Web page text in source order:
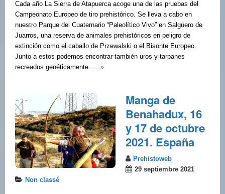
Cada año La Sierra de Atapuerca acoge una de las pruebas del
Campeonato Europeo de tiro prehistórico. Se lleva a cabo en
nuestro Parque del Cuaternario “Paleolítico Vivo” en Salgüero de
Juarros, una reserva de animales prehistóricos en peligro de
extinción como el caballo de Przewalski o el Bisonte Europeo.
Junto a estos podemos encontrar también uros y tarpanes
recreados genéticamente. ... »
Manga de
Benahadux, 16
y 17 de octubre
2021. España
Prehistoweb
29 septiembre 2021
Non classé